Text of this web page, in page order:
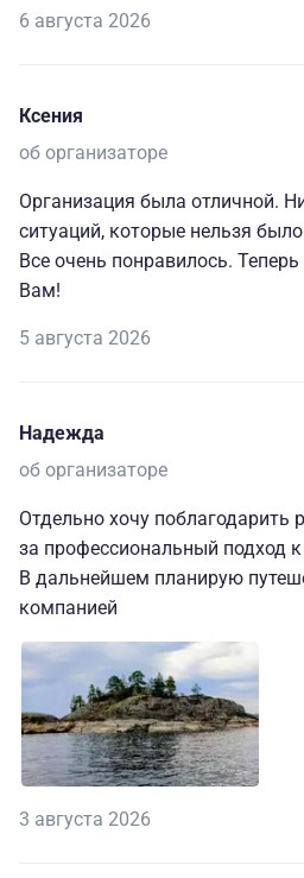
6 августа 2026
Ксения
об организаторе
Организация была отличной.
ситуаций, которые нельзя
Все очень понравилось.
Вам!
5 августа 2026
Надежда
об организаторе
Отдельно хочу поблагодарить
за профессиональный подход
В дальнейшем планирую
компанией
3 августа 2026